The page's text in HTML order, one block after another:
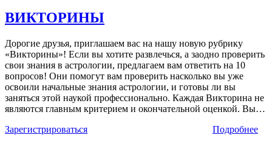
ВИКТОРИНЫ
Дорогие друзья, приглашаем вас на нашу новую рубрику
«Викторины»! Если вы хотите развлечься, а заодно проверить
свои знания в астрологии, предлагаем вам ответить на 10
вопросов! Они помогут вам проверить насколько вы уже
освоили начальные знания астрологии, и готовы ли вы
заняться этой наукой профессионально. Каждая Викторина не
являются главным критерием и окончательной оценкой. Вы…
Подробнее
Зарегистрироваться